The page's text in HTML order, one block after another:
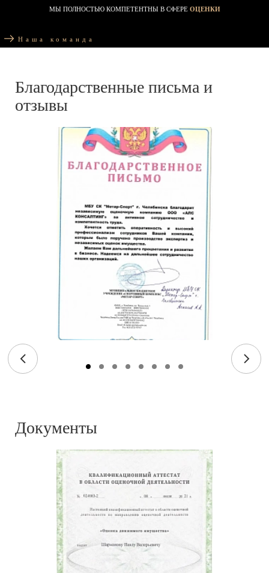
МЫ ПОЛНОСТЬЮ КОМПЕТЕНТНЫ В СФЕРЕ ОЦЕНКИ
Наша команда
Благодарственные письма и
отзывы
Документы